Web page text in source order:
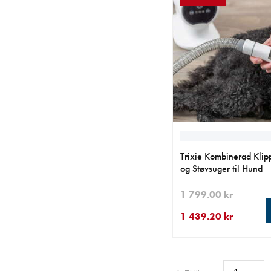
Trixie Kombinerad
og Støvsuger til Hund
1 439.20 kr
1 799.00 kr